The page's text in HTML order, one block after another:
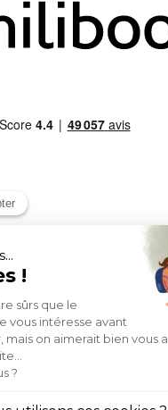
MOYENS DE PAIEMENT